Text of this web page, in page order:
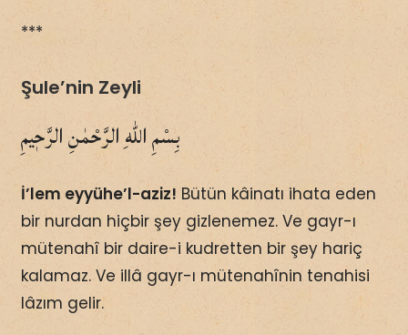
***
Şule’nin Zeyli
بِسْمِ اللّٰهِ الرَّحْمٰنِ الرَّحٖيمِ
İ’lem eyyühe’l-aziz! Bütün kâinatı ihata eden
bir nurdan hiçbir şey gizlenemez. Ve gayr-ı
mütenahî bir daire-i kudretten bir şey hariç
kalamaz. Ve illâ gayr-ı mütenahînin tenahisi
lâzım gelir.